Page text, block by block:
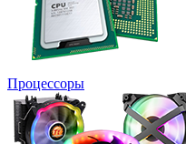
Процессоры